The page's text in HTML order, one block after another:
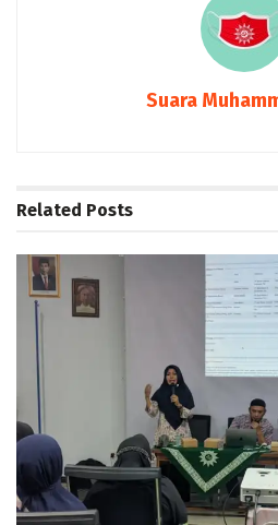
Suara
Related Posts